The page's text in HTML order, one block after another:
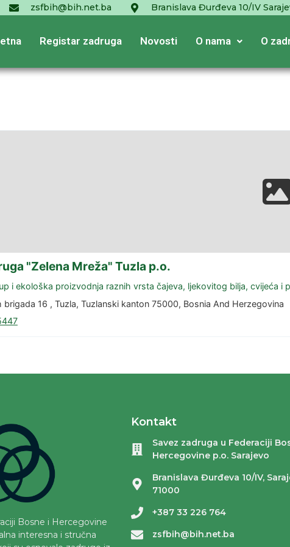
zsfbih@bih.net.ba Branislava Đurđeva 10/IV
Registar zadruga Novosti O nama O
"Zelena Mreža" Tuzla p.o.
i ekološka proizvodnja raznih vrsta čajeva, ljekovitog bilja, cvijeća
brigada 16 , Tuzla, Tuzlanski kanton 75000, Bosnia And Herzegovina
Bosne i Hercegovine
interesna i stručna
Kontakt
Savez zadruga u Federaciji
Hercegovine p.o. Sarajevo
Branislava Đurđeva 10/IV,
71000
+387 33 226 764
zsfbih@bih.net.ba